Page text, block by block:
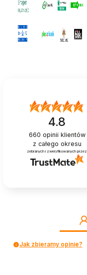
4.8
660 opinii klientów
z całego okresu
zebranych i zweryfikowanych przez
Jak zbieramy opinie?